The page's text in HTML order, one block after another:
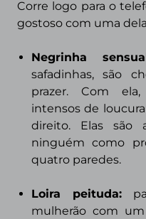
Corre logo para o
gostoso com uma
Negrinha
safadinhas, são
prazer. Com
intensos de
direito. Elas são
ninguém como
quatro paredes.
Loira peituda:
mulherão com